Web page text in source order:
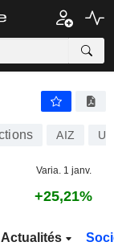
AIZ
Varia. 1 janv.
+25,21%
Actualités